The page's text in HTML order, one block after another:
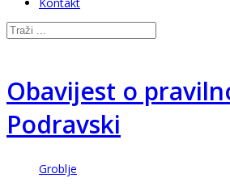
Obavijest o
Podravski
Groblje